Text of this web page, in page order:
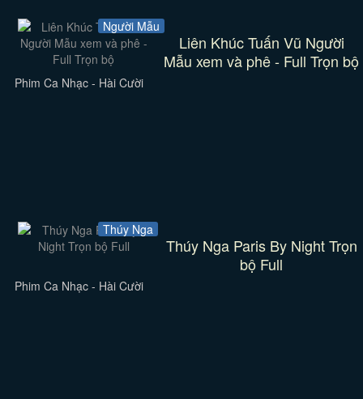
Người Mẫu
Liên Khúc Tuấn Vũ Người
Mẫu xem và phê - Full Trọn bộ
Phim Ca Nhạc - Hài Cười
Thúy Nga
Thúy Nga Paris By Night Trọn
bộ Full
Phim Ca Nhạc - Hài Cười